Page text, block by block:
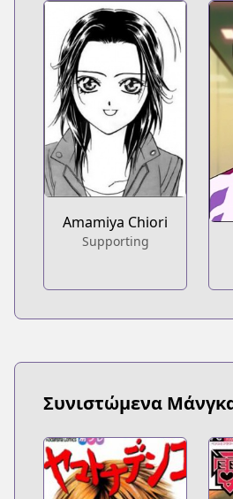
Amamiya Chiori
Supporting
Συνιστώμενα